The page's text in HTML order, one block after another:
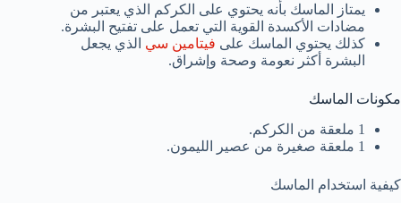
يمتاز الماسك بأنه يحتوي على الكركم الذي يعتبر من
مضادات الأكسدة القوية التي تعمل على تفتيح البشرة.
كذلك يحتوي الماسك على فيتامين سي الذي يجعل
البشرة أكثر نعومة وصحة وإشراق.
مكونات الماسك
1 ملعقة من الكركم.
1 ملعقة صغيرة من عصير الليمون.
كيفية استخدام الماسك